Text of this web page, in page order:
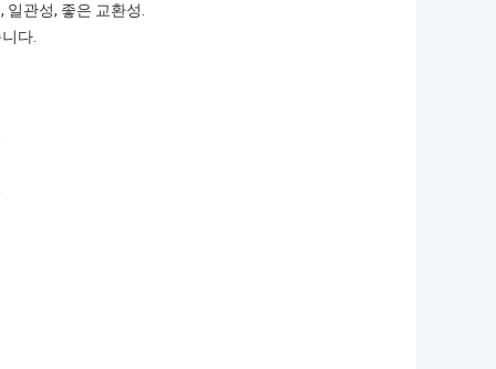
일관성, 좋은 교환성.
다.